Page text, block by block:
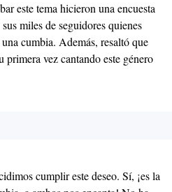
este tema hicieron una encuesta
miles de seguidores quienes
cumbia. Además, resaltó que
primera vez cantando este género
cumplir este deseo. Sí, ¡es la